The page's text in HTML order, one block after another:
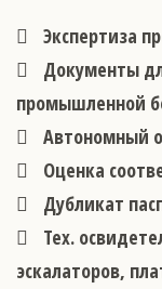
Экспертиза
Документы
промышленной
Автономный
Оценка
Дубликат
Тех.
эскалаторов,